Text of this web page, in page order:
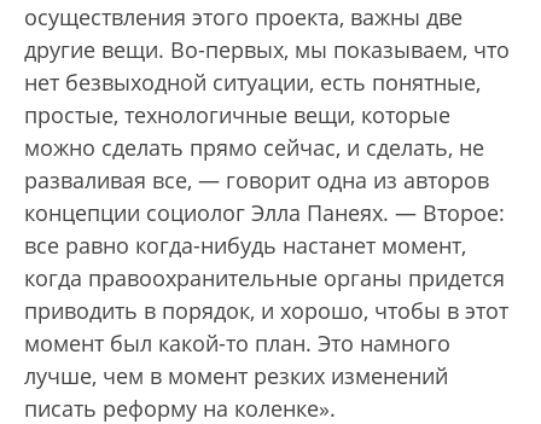
осуществления этого проекта, важны две
другие вещи. Во-первых, мы показываем, что
нет безвыходной ситуации, есть понятные,
простые, технологичные вещи, которые
можно сделать прямо сейчас, и сделать, не
разваливая все, — говорит одна из авторов
концепции социолог Элла Панеях. — Второе:
все равно когда-нибудь настанет момент,
когда правоохранительные органы придется
приводить в порядок, и хорошо, чтобы в этот
момент был какой-то план. Это намного
лучше, чем в момент резких изменений
писать реформу на коленке».